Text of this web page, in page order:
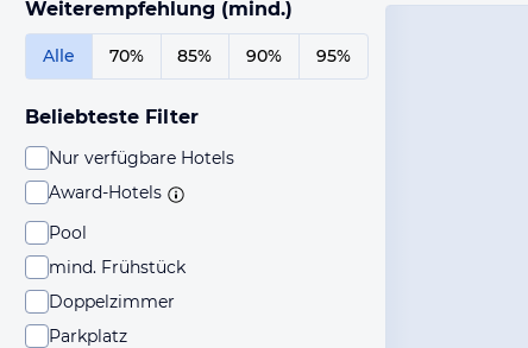
Weiterempfehlung (mind.)
Alle 70% 85% 90% 95%
Beliebteste Filter
Nur verfügbare Hotels
Award-Hotels
Pool
mind. Frühstück
Doppelzimmer
Parkplatz